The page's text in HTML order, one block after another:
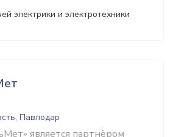
электрики и электротехники
Павлодар
является партнёром